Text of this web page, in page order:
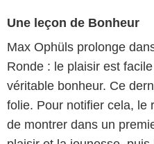
Une leçon de Bonheur
Max Ophüls prolonge
Ronde : le plaisir est
véritable bonheur. Ce
folie. Pour notifier cela, le
de montrer dans un